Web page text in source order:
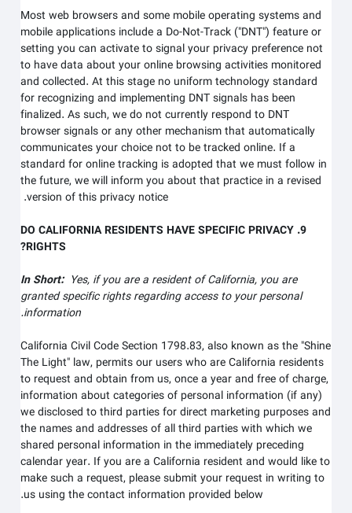
Most web browsers and some mobile operating systems and
mobile applications include a Do-Not-Track ("DNT") feature or
setting you can activate to signal your privacy preference not
to have data about your online browsing activities monitored
and collected. At this stage no uniform technology standard
for recognizing and implementing DNT signals has been
finalized. As such, we do not currently respond to DNT
browser signals or any other mechanism that automatically
communicates your choice not to be tracked online. If a
standard for online tracking is adopted that we must follow in
the future, we will inform you about that practice in a revised
version of this privacy notice.
9. DO CALIFORNIA RESIDENTS HAVE SPECIFIC PRIVACY
RIGHTS?
In Short:Yes, if you are a resident of California, you are
granted specific rights regarding access to your personal
information.
California Civil Code Section 1798.83, also known as the "Shine
The Light" law, permits our users who are California residents
to request and obtain from us, once a year and free of charge,
information about categories of personal information (if any)
we disclosed to third parties for direct marketing purposes and
the names and addresses of all third parties with which we
shared personal information in the immediately preceding
calendar year. If you are a California resident and would like to
make such a request, please submit your request in writing to
us using the contact information provided below.